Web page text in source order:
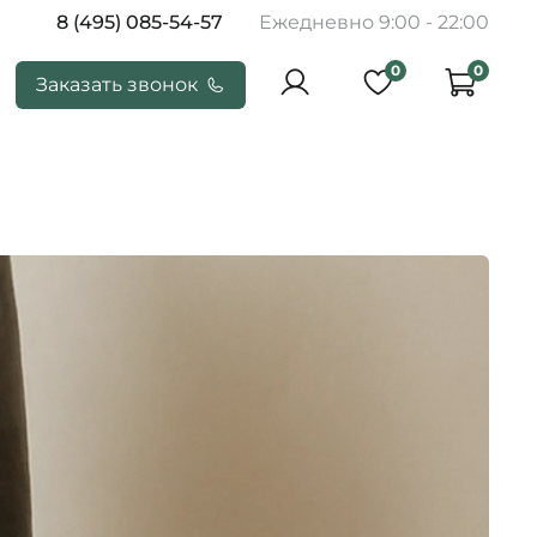
8 (495) 085-54-57 Ежедневно 9:00 - 22:00
Заказать звонок
0 0